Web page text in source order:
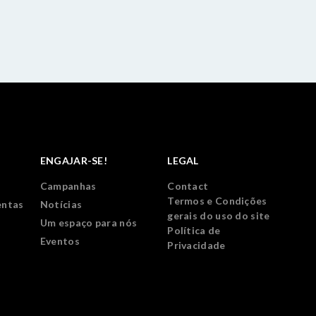
ENGAJAR-SE!
Campanhas
Notícias
Um espaço para nós
Eventos
LEGAL
Contact
Termos e Condições
gerais do uso do site
Política de
Privacidade